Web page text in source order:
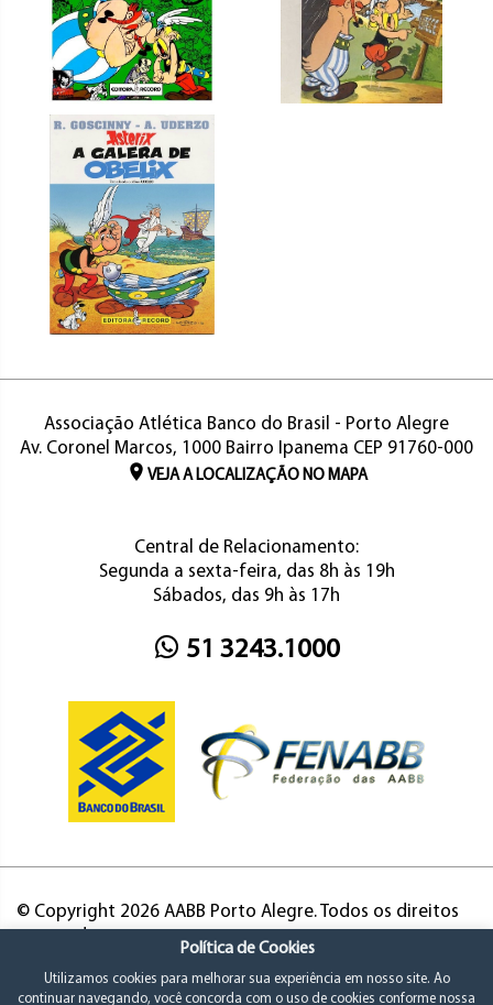
Associação Atlética Banco do Brasil - Porto Alegre
Av. Coronel Marcos, 1000 Bairro Ipanema CEP 91760-000
VEJA A LOCALIZAÇÃO NO MAPA
Central de Relacionamento:
Segunda a sexta-feira, das 8h às 19h
Sábados, das 9h às 17h
51 3243.1000
© Copyright 2026 AABB Porto Alegre. Todos os direitos
Política de Cookies
Utilizamos cookies para melhorar sua experiência em nosso site. Ao
continuar navegando, você concorda com o uso de cookies conforme nossa